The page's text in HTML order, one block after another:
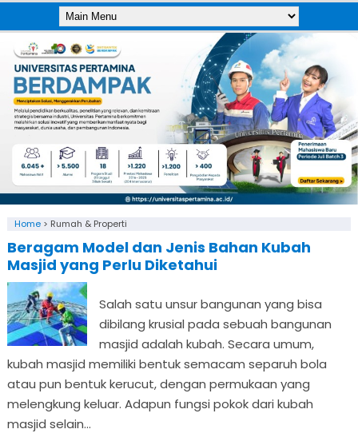
Home> Rumah & Properti
Beragam Model dan Jenis Bahan Kubah
Masjid yang Perlu Diketahui
Salah satu unsur bangunan yang bisa
dibilang krusial pada sebuah bangunan
masjid adalah kubah. Secara umum,
kubah masjid memiliki bentuk semacam separuh bola
atau pun bentuk kerucut, dengan permukaan yang
melengkung keluar. Adapun fungsi pokok dari kubah
masjid selain...